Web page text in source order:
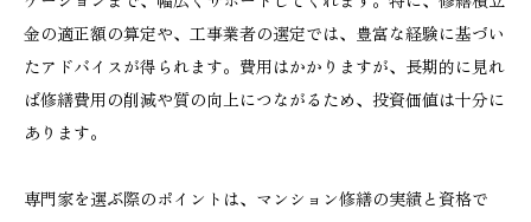
金の適正額の算定や、工事業者の選定では、豊富な経験に基づい
たアドバイスが得られます。費用はかかりますが、長期的に見れ
ば修繕費用の削減や質の向上につながるため、投資価値は十分に
あります。
専門家を選ぶ際のポイントは、マンション修繕の実績と資格で